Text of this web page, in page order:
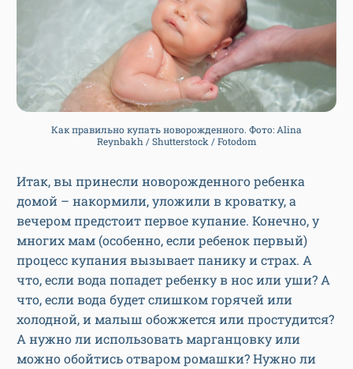
Как правильно купать новорожденного. Фото: Alina
Reynbakh / Shutterstock / Fotodom
Итак, вы принесли новорожденного ребенка
домой – накормили, уложили в кроватку, а
вечером предстоит первое купание. Конечно, у
многих мам (особенно, если ребенок первый)
процесс купания вызывает панику и страх. А
что, если вода попадет ребенку в нос или уши? А
что, если вода будет слишком горячей или
холодной, и малыш обожжется или простудится?
А нужно ли использовать марганцовку или
можно обойтись отваром ромашки? Нужно ли